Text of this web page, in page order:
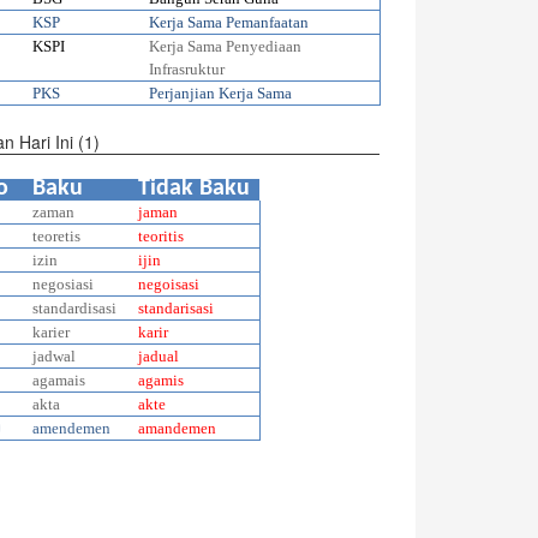
KSP
Kerja Sama Pemanfaatan
KSPI
Kerja Sama Penyediaan
Infrasruktur
PKS Perjanjian Kerja Sama
Hari Ini (1)
Baku Tidak Baku
zaman
jaman
teoretis
teoritis
izin
ijin
negosiasi
negoisasi
standardisasi
standarisasi
karier
karir
jadwal
jadual
agamais
agamis
akta
akte
amendemen amandemen